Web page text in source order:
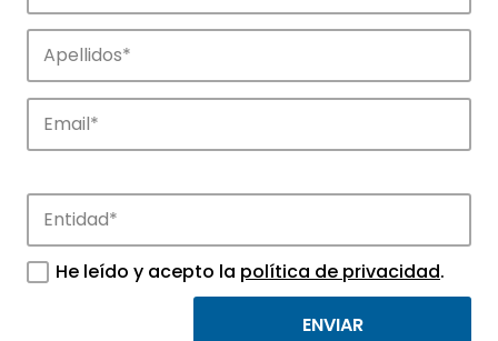
Noticias
Conoce las noticias más destacadas de
APTE y sus parques científicos y
He leído y acepto la política de privacidad.